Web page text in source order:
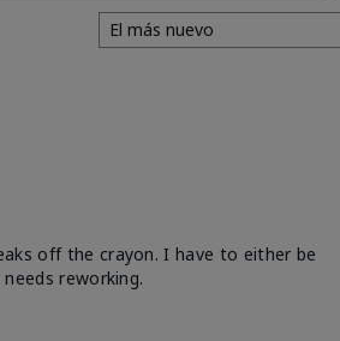
off the crayon. I have to either be
reworking.